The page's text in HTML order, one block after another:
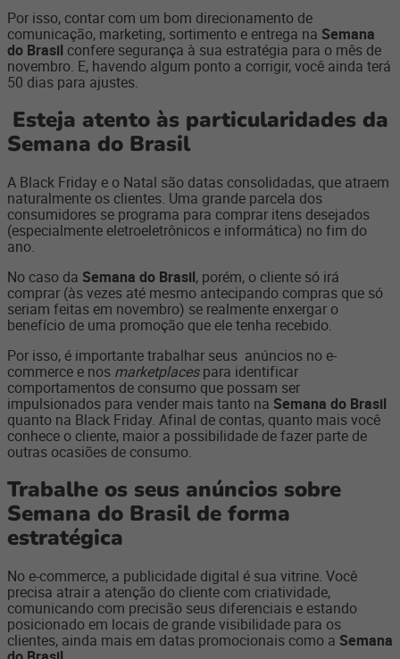
Por isso, contar com um bom direcionamento de
comunicação, marketing, sortimento e entrega na Semana
do Brasil confere segurança à sua estratégia para o mês de
novembro. E, havendo algum ponto a corrigir, você ainda terá
50 dias para ajustes.
Esteja atento às particularidades da
Semana do Brasil
A Black Friday e o Natal são datas consolidadas, que atraem
naturalmente os clientes. Uma grande parcela dos
consumidores se programa para comprar itens desejados
(especialmente eletroeletrônicos e informática) no fim do
ano.
No caso da Semana do Brasil, porém, o cliente só irá
comprar (às vezes até mesmo antecipando compras que só
seriam feitas em novembro) se realmente enxergar o
benefício de uma promoção que ele tenha recebido.
Por isso, é importante trabalhar seus anúncios no e-
commerce e nos marketplacespara identificar
comportamentos de consumo que possam ser
impulsionados para vender mais tanto na Semana do Brasil
quanto na Black Friday. Afinal de contas, quanto mais você
conhece o cliente, maior a possibilidade de fazer parte de
outras ocasiões de consumo.
Trabalhe os seus anúncios sobre
Semana do Brasil de forma
estratégica
No e-commerce, a publicidade digital é sua vitrine. Você
precisa atrair a atenção do cliente com criatividade,
comunicando com precisão seus diferenciais e estando
posicionado em locais de grande visibilidade para os
clientes, ainda mais em datas promocionais como a Semana